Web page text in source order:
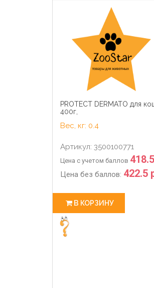
PROTECT DERMATO для
400г,
Вес, кг: 0.4
Артикул: 3500100771
Цена с учетом баллов 418.5
Цена без баллов: 422.5
В КОРЗИНУ